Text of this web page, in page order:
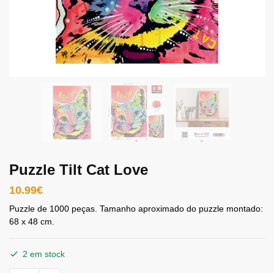
Puzzle Tilt Cat Love
10.99€
Puzzle de 1000 peças. Tamanho aproximado do puzzle montado:
68 x 48 cm.
2 em stock